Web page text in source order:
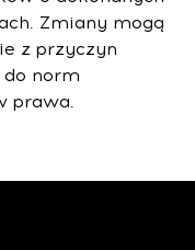
Zmiany mogą
z przyczyn
do norm
prawa.